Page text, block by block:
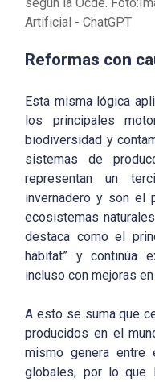
Artificial - ChatGPT
Reformas con
Esta misma lógica
los principales
biodiversidad y
sistemas de
representan un
invernadero y son el
ecosistemas
destaca como el
hábitat” y continúa
incluso con mejoras
A esto se suma que
producidos en el
mismo genera
globales; por lo que